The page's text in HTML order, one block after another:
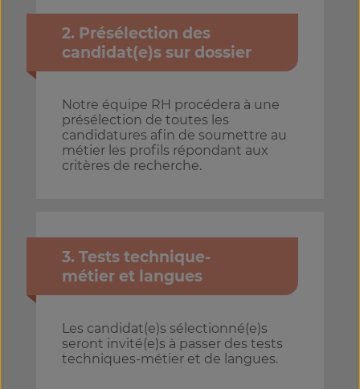
2. Présélection des
candidat(e)s sur dossier
Notre équipe RH procédera à une
présélection de toutes les
candidatures afin de soumettre au
métier les profils répondant aux
critères de recherche.
3. Tests technique-
métier et langues
Les candidat(e)s sélectionné(e)s
seront invité(e)s à passer des tests
techniques-métier et de langues.